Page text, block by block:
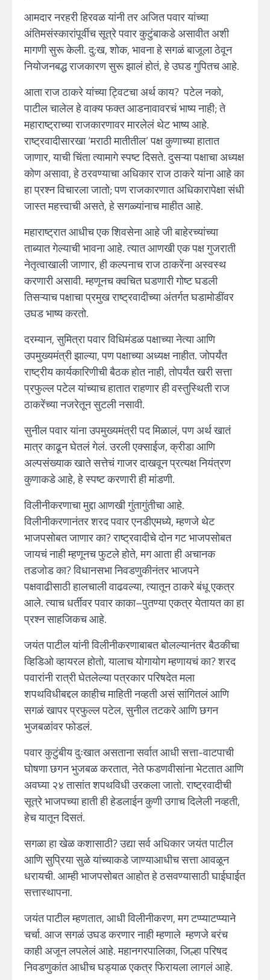
आमदार नरहरी हिरवळ यांनी तर अजित पवार यांच्या
अंतिमसंस्कारांपूर्वीच सूत्रे पवार कुटुंबाकडे असावीत अशी
मागणी सुरू केली. दु:ख, शोक, भावना हे सगळं बाजूला ठेवून
नियोजनबद्ध राजकारण सुरू झालं होतं, हे उघड गुपितच आहे.
आता राज ठाकरे यांच्या ट्विटचा अर्थ काय? पटेल नको,
पाटील चालेल हे वाक्य फक्त आडनावावरचं भाष्य नाही; ते
महाराष्ट्राच्या राजकारणावर मारलेलं थेट भाष्य आहे.
राष्ट्रवादीसारखा ‘मराठी मातीतील’ पक्ष कुणाच्या हातात
जाणार, याची चिंता त्यामागे स्पष्ट दिसते. दुसऱ्या पक्षाचा अध्यक्ष
कोण असावा, हे ठरवण्याचा अधिकार राज ठाकरे यांना आहे का
हा प्रश्न विचारला जातो; पण राजकारणात अधिकारापेक्षा संधी
जास्त महत्त्वाची असते, हे सगळ्यांनाच माहीत आहे.
महाराष्ट्रात आधीच एक शिवसेना आहे जी बाहेरच्यांच्या
ताब्यात गेल्याची भावना आहे. त्यात आणखी एक पक्ष गुजराती
नेतृत्वाखाली जाणार, ही कल्पनाच राज ठाकरेंना अस्वस्थ
करणारी असावी. म्हणूनच क्वचित घडणारी गोष्ट घडली
तिसऱ्याच पक्षाचा प्रमुख राष्ट्रवादीच्या अंतर्गत घडामोडींवर
उघड भाष्य करतो.
दरम्यान, सुमित्रा पवार विधिमंडळ पक्षाच्या नेत्या आणि
उपमुख्यमंत्री झाल्या, पण पक्षाच्या अध्यक्ष नाहीत. जोपर्यंत
राष्ट्रीय कार्यकारिणीची बैठक होत नाही, तोपर्यंत खरी सत्ता
प्रफुल्ल पटेल यांच्याच हातात राहणार ही वस्तुस्थिती राज
ठाकरेंच्या नजरेतून सुटली नसावी.
सुनील पवार यांना उपमुख्यमंत्री पद मिळालं, पण अर्थ खातं
मात्र काढून घेतलं गेलं. उरली एक्साईज, क्रीडा आणि
अल्पसंख्याक खाते सत्तेचं गाजर दाखवून प्रत्यक्ष नियंत्रण
कुणाकडे आहे, हे स्पष्ट करणारी ही मांडणी.
विलीनीकरणाचा मुद्दा आणखी गुंतागुंतीचा आहे.
विलीनीकरणानंतर शरद पवार एनडीएमध्ये, म्हणजे थेट
भाजपसोबत जाणार का? राष्ट्रवादीचे दोन गट भाजपसोबत
जायचं नाही म्हणूनच फुटले होते, मग आता ही अचानक
तडजोड का? विधानसभा निवडणुकीनंतर भाजपने
पक्षवाढीसाठी हालचाली वाढवल्या, त्यातून ठाकरे बंधू एकत्र
आले. त्याच धर्तीवर पवार काका–पुतण्या एकत्र येतायत का हा
प्रश्न साहजिकच आहे.
जयंत पाटील यांनी विलीनीकरणाबाबत बोलल्यानंतर बैठकीचा
व्हिडिओ व्हायरल होतो, यालाच योगायोग म्हणायचं का? शरद
पवारांनी रात्री घेतलेल्या पत्रकार परिषदेत मला
शपथविधीबद्दल काहीच माहिती नव्हती असं सांगितलं आणि
सगळं खापर प्रफुल्ल पटेल, सुनील तटकरे आणि छगन
भुजबळांवर फोडलं.
पवार कुटुंबीय दुःखात असताना सर्वात आधी सत्ता-वाटपाची
घोषणा छगन भुजबळ करतात, नेते फडणवीसांना भेटतात आणि
अवघ्या २४ तासांत शपथविधी उरकला जातो. राष्ट्रवादीची
सूत्रे भाजपच्या हाती ही हेडलाईन कुणी उगाच दिलेली नव्हती,
हेच यातून दिसतं.
सगळा हा खेळ कशासाठी? उद्या सर्व अधिकार जयंत पाटील
आणि सुप्रिया सुळे यांच्याकडे जाण्याआधीच सत्ता आवळून
धरायची. आम्ही भाजपसोबत आहोत हे ठसवण्यासाठी घाईघाईत
सत्तास्थापना.
जयंत पाटील म्हणतात, आधी विलीनीकरण, मग टप्प्याटप्प्याने
चर्चा. आज सगळं उघड करणार नाही म्हणाले म्हणजे बरंच
काही अजून लपलेलं आहे. महानगरपालिका, जिल्हा परिषद
निवडणुकांत आधीच घड्याळ एकत्र फिरायला लागलं आहे.